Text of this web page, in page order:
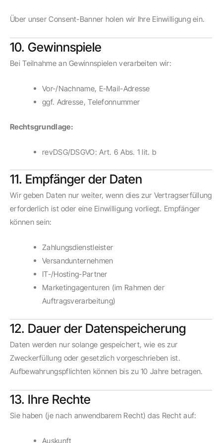
Über unser Consent-Banner holen wir Ihre Einwilligung ein.
10. Gewinnspiele
Bei Teilnahme an Gewinnspielen verarbeiten wir:
Vor-/Nachname, E-Mail-Adresse
ggf. Adresse, Telefonnummer
Rechtsgrundlage:
revDSG/DSGVO: Art. 6 Abs. 1 lit. b
11. Empfänger der Daten
Wir geben Daten nur weiter, wenn dies zur Vertragserfüllung
erforderlich ist oder eine Einwilligung vorliegt. Empfänger
können sein:
Zahlungsdienstleister
Versandunternehmen
IT-/Hosting-Partner
Marketingagenturen (im Rahmen der
Auftragsverarbeitung)
12. Dauer der Datenspeicherung
Daten werden nur solange gespeichert, wie es zur
Zweckerfüllung oder gesetzlich vorgeschrieben ist.
Aufbewahrungspflichten können bis zu 10 Jahre betragen.
13. Ihre Rechte
Sie haben (je nach anwendbarem Recht) das Recht auf:
Auskunft